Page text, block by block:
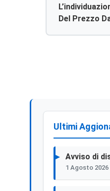
Del Prezzo
Ultimi
Avviso di
1 Agosto 2026